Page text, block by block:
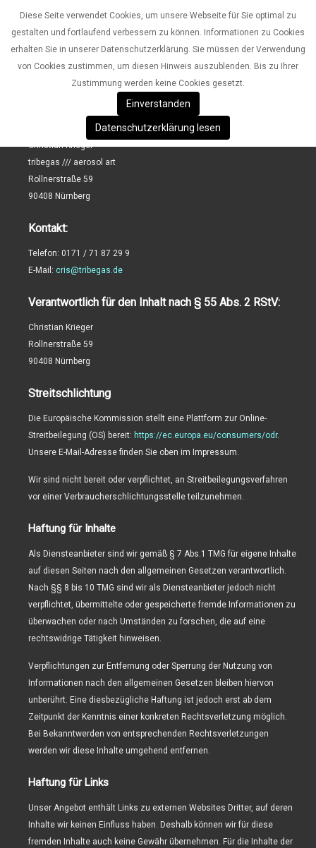
Diese Seite verwendet Cookies, um unsere Webseite für Sie optimal zu
gestalten und fortlaufend verbessern zu können. Informationen zu Cookies
erhalten Sie in unserer Datenschutzerklärung. Sie müssen der Verwendung
von Cookies zustimmen, um diesen Hinweis auszublenden. Bis zu Ihrer
Zustimmung werden keine Cookies gesetzt.
Einverstanden
Datenschutzerklärung lesen
Impressum
Angaben gemäß § 5 TMG:
Christian Krieger
tribegas /// aerosol art
Rollnerstraße 59
90408 Nürnberg
Kontakt:
Telefon: 0171 / 71 87 29 9
E-Mail: cris@tribegas.de
Verantwortlich für den Inhalt nach § 55 Abs. 2 RStV:
Christian Krieger
Rollnerstraße 59
90408 Nürnberg
Streitschlichtung
Die Europäische Kommission stellt eine Plattform zur Online-
Streitbeilegung (OS) bereit: https://ec.europa.eu/consumers/odr.
Unsere E-Mail-Adresse finden Sie oben im Impressum.
Wir sind nicht bereit oder verpflichtet, an Streitbeilegungsverfahren
vor einer Verbraucherschlichtungsstelle teilzunehmen.
Haftung für Inhalte
Als Diensteanbieter sind wir gemäß § 7 Abs.1 TMG für eigene Inhalte
auf diesen Seiten nach den allgemeinen Gesetzen verantwortlich.
Nach §§ 8 bis 10 TMG sind wir als Diensteanbieter jedoch nicht
verpflichtet, übermittelte oder gespeicherte fremde Informationen zu
überwachen oder nach Umständen zu forschen, die auf eine
rechtswidrige Tätigkeit hinweisen.
Verpflichtungen zur Entfernung oder Sperrung der Nutzung von
Informationen nach den allgemeinen Gesetzen bleiben hiervon
unberührt. Eine diesbezügliche Haftung ist jedoch erst ab dem
Zeitpunkt der Kenntnis einer konkreten Rechtsverletzung möglich.
Bei Bekanntwerden von entsprechenden Rechtsverletzungen
werden wir diese Inhalte umgehend entfernen.
Haftung für Links
Unser Angebot enthält Links zu externen Websites Dritter, auf deren
Inhalte wir keinen Einfluss haben. Deshalb können wir für diese
fremden Inhalte auch keine Gewähr übernehmen. Für die Inhalte der